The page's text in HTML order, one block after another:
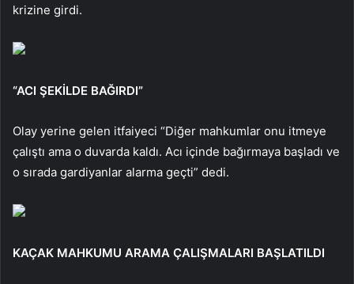
krizine girdi.
“ACI ŞEKİLDE BAĞIRDI”
Olay yerine gelen itfaiyeci “Diğer mahkumlar onu itmeye
çalıştı ama o duvarda kaldı. Acı içinde bağırmaya başladı ve
o sırada gardiyanlar alarma geçti” dedi.
KAÇAK MAHKUMU ARAMA ÇALIŞMALARI BAŞLATILDI